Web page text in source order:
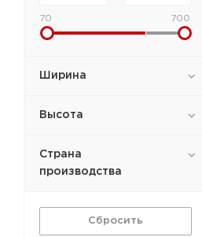
70 700
Ширина
Высота
Страна
производства
Сбросить